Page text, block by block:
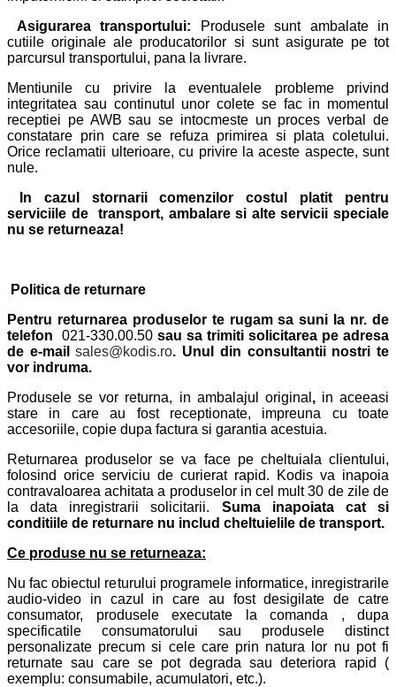
Asigurarea transportului:
Produsele sunt ambalate in
cutiile originale ale producatorilor si sunt asigurate pe tot
parcursul transportului, pana la livrare.
Mentiunile cu privire la eventualele probleme privind
integritatea sau continutul unor colete se fac in momentul
receptiei pe AWB sau se intocmeste un proces verbal de
constatare prin care se refuza primirea si plata coletului.
Orice reclamatii ulterioare, cu privire la aceste aspecte, sunt
nule.
In cazul stornarii comenzilor costul platit
pentru
serviciile de transport, ambalare si alte servicii speciale
nu se returneaza!
Politica de returnare
Pentru returnarea produselor te rugam sa suni la nr. de
telefon
021-330.00.50 sau sa trimiti solicitarea pe adresa
de e-mailsales@kodis.ro. Unul din consultantii nostri te
vor indruma.
Produsele se vor returna, in ambalajul original ,in aceeasi
stare in care au fost receptionate, impreuna cu toate
accesoriile, copie dupa factura si garantia acestuia.
Returnarea produselor se va face pe cheltuiala clientului,
folosind orice serviciu de curierat rapid. Kodis va inapoia
contravaloarea achitata a produselor in cel mult 30 de zile de
la data inregistrarii solicitarii.
Suma inapoiata cat si
conditiile de returnare nu includ cheltuielile de transport.
Ce produse nu se returneaza:
Nu fac obiectul returului programele informatice, inregistrarile
audio-video in cazul in care au fost desigilate de catre
consumator, produsele executate la comanda , dupa
specificatile consumatorului sau produsele distinct
personalizate precum si cele care prin natura lor nu pot fi
returnate sau care se pot degrada sau deteriora rapid (
exemplu: consumabile, acumulatori, etc.).